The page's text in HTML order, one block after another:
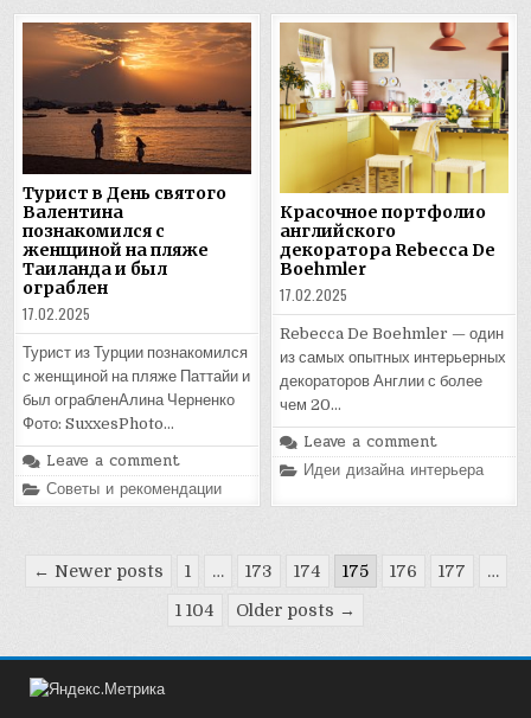
Турист в День святого
Валентина
познакомился с
женщиной на пляже
Таиланда и был
ограблен
17.02.2025
Турист из Турции познакомился
с женщиной на пляже Паттайи и
был ограбленАлина Черненко
Фото: SuxxesPhoto…
Leave a comment
Posted
in
Советы и рекомендации
Красочное портфолио
английского
декоратора Rebecca De
Boehmler
17.02.2025
Rebecca De Boehmler — один
из самых опытных интерьерных
декораторов Англии с более
чем 20…
Leave a comment
Posted
in
Идеи дизайна интерьера
Пагинация
← Newer posts 1 … 173 174 175 176 177 …
1 104 Older posts →